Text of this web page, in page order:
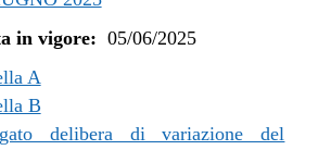
in vigore: 05/06/2025
A
B
delibera di variazione del